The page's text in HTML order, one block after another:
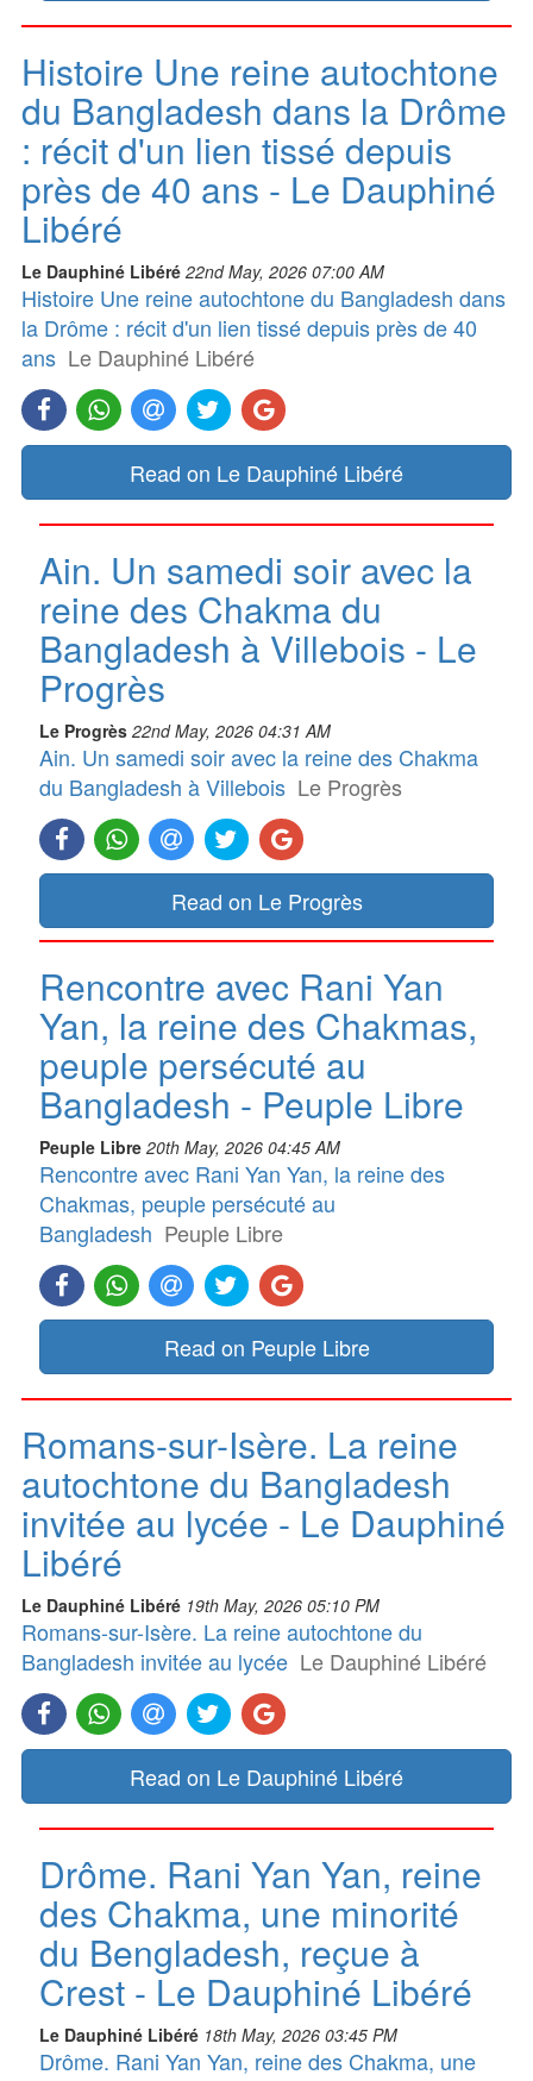
Histoire Une reine autochtone
du Bangladesh dans la Drôme
: récit d'un lien tissé depuis
près de 40 ans - Le Dauphiné
Libéré
Le Dauphiné Libéré 22nd May, 2026 07:00 AM
Histoire Une reine autochtone du Bangladesh dans
la Drôme : récit d'un lien tissé depuis près de 40
ans Le Dauphiné Libéré
Read on Le Dauphiné Libéré
Ain. Un samedi soir avec la
reine des Chakma du
Bangladesh à Villebois - Le
Progrès
Le Progrès 22nd May, 2026 04:31 AM
Ain. Un samedi soir avec la reine des Chakma
du Bangladesh à Villebois Le Progrès
Read on Le Progrès
Rencontre avec Rani Yan
Yan, la reine des Chakmas,
peuple persécuté au
Bangladesh - Peuple Libre
Peuple Libre 20th May, 2026 04:45 AM
Rencontre avec Rani Yan Yan, la reine des
Chakmas, peuple persécuté au
Bangladesh Peuple Libre
Read on Peuple Libre
Romans-sur-Isère. La reine
autochtone du Bangladesh
invitée au lycée - Le Dauphiné
Libéré
Le Dauphiné Libéré 19th May, 2026 05:10 PM
Romans-sur-Isère. La reine autochtone du
Bangladesh invitée au lycée Le Dauphiné Libéré
Read on Le Dauphiné Libéré
Drôme. Rani Yan Yan, reine
des Chakma, une minorité
du Bengladesh, reçue à
Crest - Le Dauphiné Libéré
Le Dauphiné Libéré 18th May, 2026 03:45 PM
Drôme. Rani Yan Yan, reine des Chakma, une